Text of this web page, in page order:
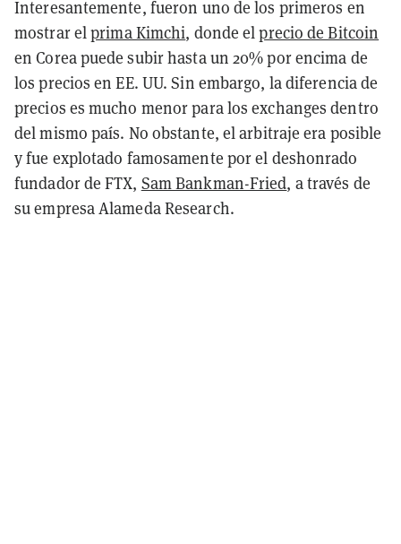
Interesantemente, fueron uno de los primeros en
mostrar elprima Kimchi, donde elprecio de Bitcoin
en Corea puede subir hasta un 20% por encima de
los precios en EE. UU. Sin embargo, la diferencia de
precios es mucho menor para los exchanges dentro
del mismo país. No obstante, el arbitraje era posible
y fue explotado famosamente por el deshonrado
fundador de FTX, Sam Bankman-Fried, a través de
su empresa Alameda Research.